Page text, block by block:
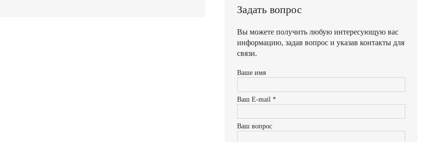
Задать вопрос
Вы можете получить любую интересующую вас
информацию, задав вопрос и указав контакты для
связи.
Ваше имя
Ваш E-mail *
Ваш вопрос